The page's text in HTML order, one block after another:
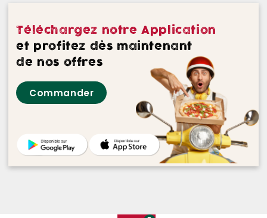
NOS VINS ROUGES
NOS VINS ROSES
NOS VINS BLANCS
Téléchargez notre Application
et profitez dès maintenant
de nos offres
Commander